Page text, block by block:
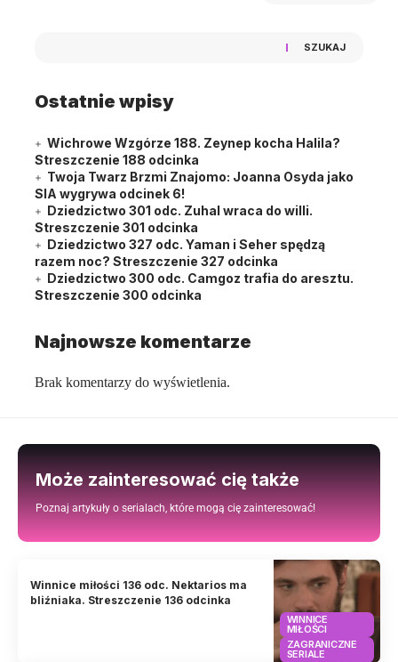
SZUKAJ
Ostatnie wpisy
Wichrowe Wzgórze 188. Zeynep kocha Halila?
Streszczenie 188 odcinka
Twoja Twarz Brzmi Znajomo: Joanna Osyda jako
SIA wygrywa odcinek 6!
Dziedzictwo 301 odc. Zuhal wraca do willi.
Streszczenie 301 odcinka
Dziedzictwo 327 odc. Yaman i Seher spędzą
razem noc? Streszczenie 327 odcinka
Dziedzictwo 300 odc. Camgoz trafia do aresztu.
Streszczenie 300 odcinka
Najnowsze komentarze
Brak komentarzy do wyświetlenia.
Może zainteresować cię także
Poznaj artykuły o serialach, które mogą cię zainteresować!
WINNICE
MIŁOŚCI
ZAGRANICZNE
SERIALE
Winnice miłości 136 odc. Nektarios ma
bliźniaka. Streszczenie 136 odcinka